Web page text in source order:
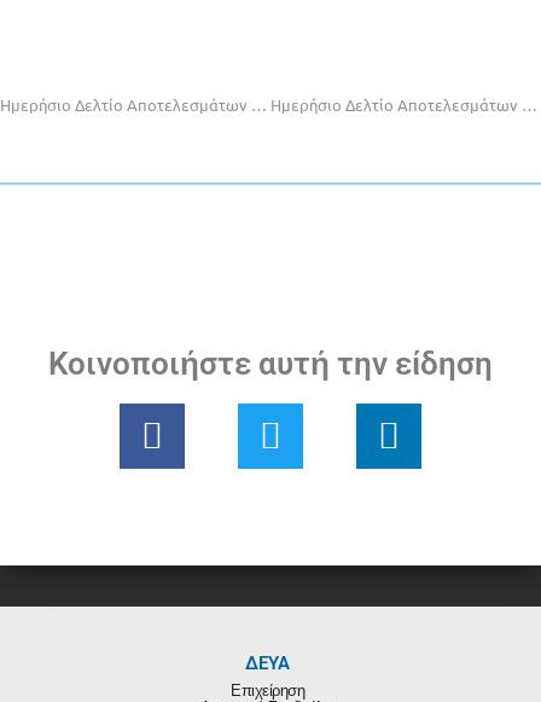
Ημερήσιο Δελτίο Αποτελεσμάτων 26-6-2019 Ημερήσιο Δελτίο Αποτελεσμάτων 11-07-2019
Κοινοποιήστε αυτή την είδηση
ΔΕΥΑ
Επιχείρηση